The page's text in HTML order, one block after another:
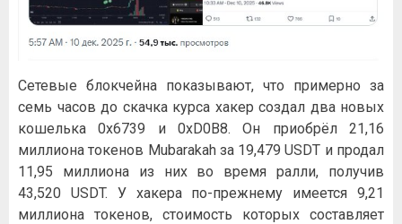
Сетевые блокчейна показывают, что примерно за
семь часов до скачка курса хакер создал два новых
кошелька 0x6739 и 0xD0B8. Он приобрёл 21,16
миллиона токенов Mubarakah за 19,479 USDT и продал
11,95 миллиона из них во время ралли, получив
43,520 USDT. У хакера по-прежнему имеется 9,21
миллиона токенов, стоимость которых составляет